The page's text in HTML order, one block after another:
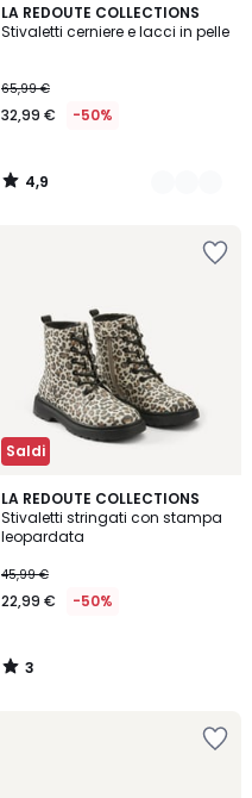
LA REDOUTE COLLECTIONS
Stivaletti cerniere e lacci in pelle
65,99 €
32,99 € -50%
4,9
/ 5
2
Colori
4,9
/
Saldi
LA REDOUTE COLLECTIONS
Stivaletti stringati con stampa
leopardata
45,99 €
22,99 € -50%
3
/
5
3
/